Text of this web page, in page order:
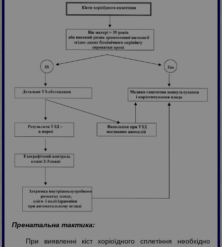
Пренатальна тактика:
При виявленні кіст хоріоїдного сплетіння необхідно